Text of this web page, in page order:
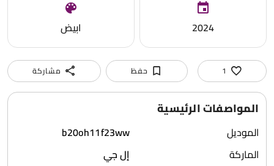
2024 ابيض
1 حفظ مشاركة
المواصفات الرئيسية
الموديل
b20oh11f23ww
الماركة
إل جي